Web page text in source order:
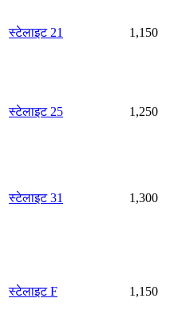
स्टेलाइट 21 1,150
स्टेलाइट 25 1,250
स्टेलाइट 31 1,300
स्टेलाइट F 1,150